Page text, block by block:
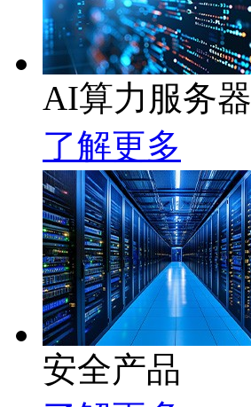
AI算力服务器
了解更多
安全产品